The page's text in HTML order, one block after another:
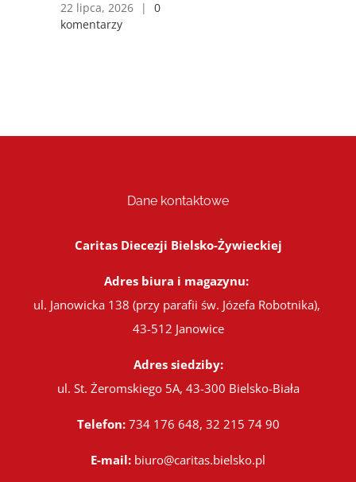
22 lipca, 2026 |
0
komentarzy
Dane kontaktowe
Caritas Diecezji Bielsko-Żywieckiej
Adres biura i magazynu:
ul. Janowicka 138 (przy parafii św. Józefa Robotnika),
43-512 Janowice
Adres siedziby:
ul. St. Żeromskiego 5A, 43-300 Bielsko-Biała
Telefon:734 176 648, 32 215 74 90
E-mail: biuro@caritas.bielsko.pl